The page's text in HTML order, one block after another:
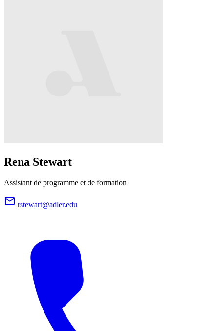
Rena Stewart
Assistant de programme et de formation
rstewart@adler.edu